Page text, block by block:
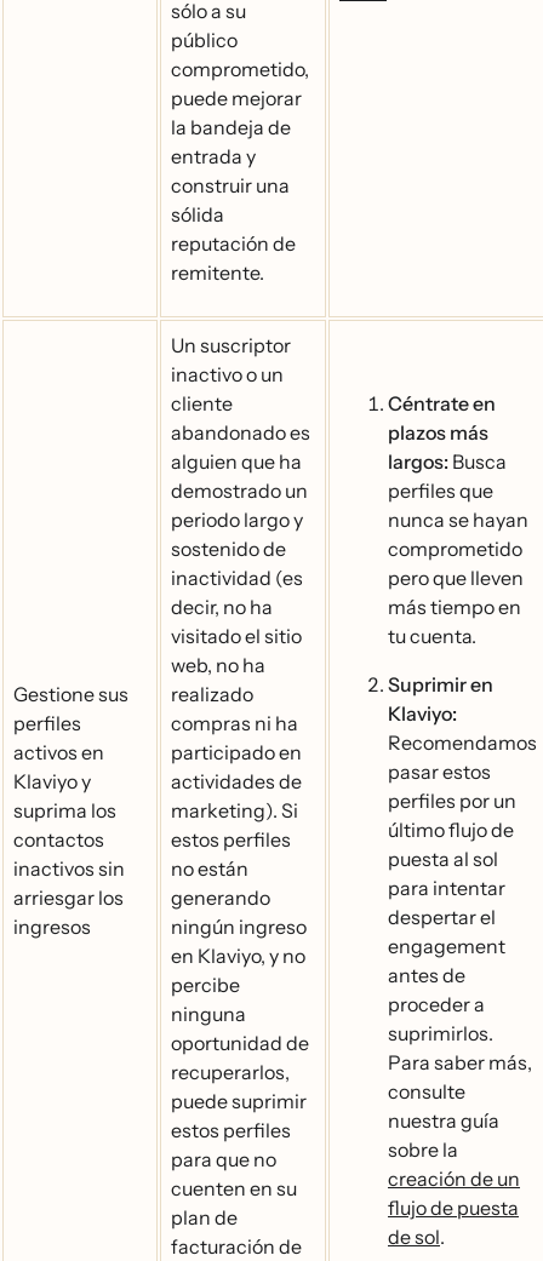
sólo a su
público
comprometido,
puede mejorar
la bandeja de
entrada y
construir una
sólida
reputación de
remitente.
Gestione sus
perfiles
activos en
Klaviyo y
suprima los
contactos
inactivos sin
arriesgar los
ingresos
Un suscriptor
inactivo o un
cliente
abandonado es
alguien que ha
demostrado un
periodo largo y
sostenido de
inactividad (es
decir, no ha
visitado el sitio
web, no ha
realizado
compras ni ha
participado en
actividades de
marketing). Si
estos perfiles
no están
generando
ningún ingreso
en Klaviyo, y no
percibe
ninguna
oportunidad de
recuperarlos,
puede suprimir
estos perfiles
para que no
cuenten en su
plan de
facturación de
Céntrate en
plazos más
largos: Busca
perfiles que
nunca se hayan
comprometido
pero que lleven
más tiempo en
tu cuenta.
Suprimir en
Klaviyo:
Recomendamos
pasar estos
perfiles por un
último flujo de
puesta al sol
para intentar
despertar el
engagement
antes de
proceder a
suprimirlos.
Para saber más,
consulte
nuestra guía
sobre la
creación de un
flujo de puesta
de sol.